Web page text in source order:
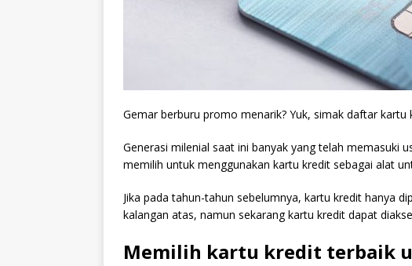
Gemar berburu promo menarik? Yuk, simak daftar
Generasi milenial saat ini banyak yang telah memasuki
memilih untuk menggunakan kartu kredit sebagai alat
Jika pada tahun-tahun sebelumnya, kartu kredit hanya
kalangan atas, namun sekarang kartu kredit dapat
Memilih kartu kredit terbaik